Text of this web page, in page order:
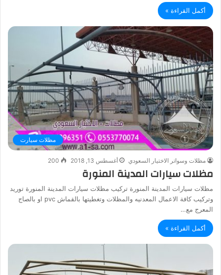
أكمل القراءة »
مظلات سيارت
مظلات وسواتر الاختيار السعودي أغسطس 13, 2018 200
مظلات سيارات المدينة المنورة
مظلات سيارات المدينة المنورة تركيب مظلات سيارات المدينة المنورة توريد
وتركيب كافة الاعمال المعدنيه والمظلات وتغطيتها بالقماش pvc او بالصاج
المعرج مع…
أكمل القراءة »